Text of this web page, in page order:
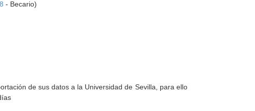
- Becario)
de sus datos a la Universidad de Sevilla, para ello